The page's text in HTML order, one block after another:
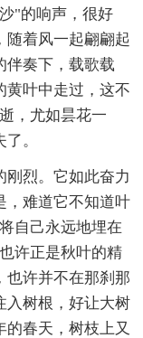
"的响声，很好
随着风一起翩翩起
伴奏下，载歌载
黄叶中走过，这不
，尤如昙花一
。
刚烈。它如此奋力
，难道它不知道叶
自己永远地埋在
许正是秋叶的精
也许并不在那刹那
入树根，好让大树
春天，树枝上又